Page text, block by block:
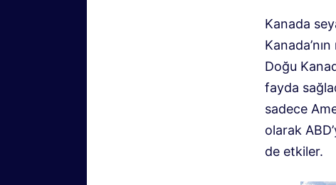
Kanada
Doğu
fayda
sadece
olarak
de etkiler.